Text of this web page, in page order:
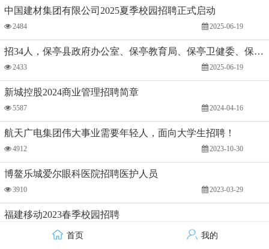
中国建材集团有限公司2025夏季校园招聘正式启动
2484 2025-06-19
招34人，保亭县政府办公室、保亭教育局、保亭卫健委、保亭财政国库支付中心、保亭人社局、保亭统计局等2025年招聘
2433 2025-06-19
新城控股2024商业管理招聘简章
5587 2024-04-16
航天广电集团伟大事业需要年轻人，面向大学生招聘！
4912 2023-10-30
博鳌乐城爱尔眼科医院招聘医护人员
3910 2023-03-29
福建移动2023春季校园招聘
2023-03-14
首页 我的